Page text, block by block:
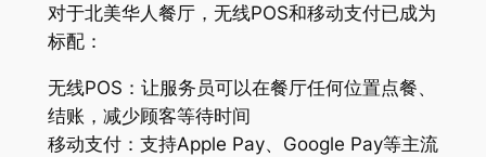
对于北美华人餐厅，无线POS和移动支付已成为
标配：
无线POS：让服务员可以在餐厅任何位置点餐、
结账，减少顾客等待时间
移动支付：支持Apple Pay、Google Pay等主流